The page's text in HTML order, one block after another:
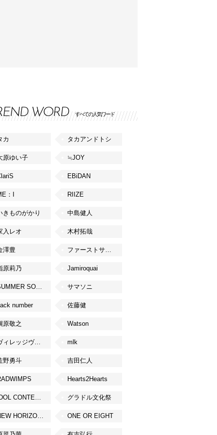
WORD すべての人気ワード
カ タカアンドトシ
原ゆい子 ≒JOY
EBiDAN
：I RIIZE
きものがかり 中島健人
入レオ 木村拓哉
澤豊 ファーストサマーウイカ
原莉乃 Jamiroquai
SUMMER SONIC サマソニ
number 佐藤健
原敬之 Watson
ヴィレッジヴァンガード mlk
野勇斗 吉田仁人
Hearts2Hearts
IDOL CONTENT EXPO グラドル文化祭
NEW HORIZON FEST ONE OR EIGHT